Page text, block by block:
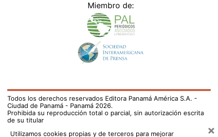
Miembro de:
Todos los derechos reservados Editora Panamá América S.A. -
Ciudad de Panamá - Panamá 2026.
Prohibida su reproducción total o parcial, sin autorización escrita
de su titular
Utilizamos cookies propias y de terceros para mejorar
×